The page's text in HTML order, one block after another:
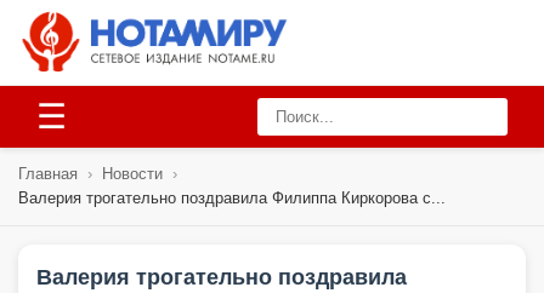
☰
Главная › Новости ›
Валерия трогательно поздравила Филиппа Киркорова с...
Валерия трогательно поздравила